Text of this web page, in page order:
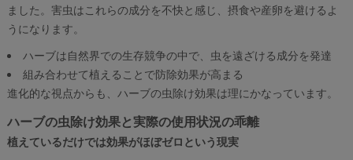
ました。害虫はこれらの成分を不快と感じ、摂食や産卵を避けるよ
うになります。
ハーブは自然界での生存競争の中で、虫を遠ざける成分を発達
組み合わせて植えることで防除効果が高まる
進化的な視点からも、ハーブの虫除け効果は理にかなっています。
ハーブの虫除け効果と実際の使用状況の乖離
植えているだけでは効果がほぼゼロという現実